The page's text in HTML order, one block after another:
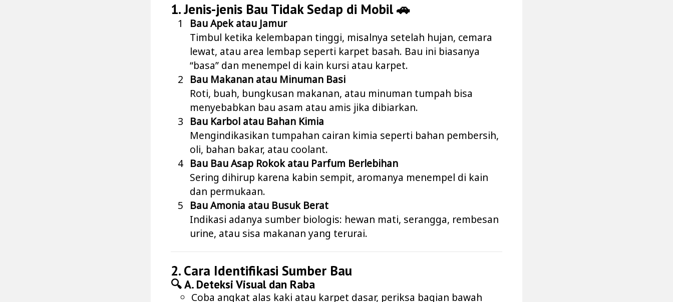
1. Jenis-jenis Bau Tidak Sedap di Mobil 🚗
Bau Apek atau Jamur
Timbul ketika kelembapan tinggi, misalnya setelah hujan, cemara
lewat, atau area lembap seperti karpet basah. Bau ini biasanya
“basa” dan menempel di kain kursi atau karpet.
Bau Makanan atau Minuman Basi
Roti, buah, bungkusan makanan, atau minuman tumpah bisa
menyebabkan bau asam atau amis jika dibiarkan.
Bau Karbol atau Bahan Kimia
Mengindikasikan tumpahan cairan kimia seperti bahan pembersih,
oli, bahan bakar, atau coolant.
Bau Bau Asap Rokok atau Parfum Berlebihan
Sering dihirup karena kabin sempit, aromanya menempel di kain
dan permukaan.
Bau Amonia atau Busuk Berat
Indikasi adanya sumber biologis: hewan mati, serangga, rembesan
urine, atau sisa makanan yang terurai.
2. Cara Identifikasi Sumber Bau
🔍 A. Deteksi Visual dan Raba
Coba angkat alas kaki atau karpet dasar, periksa bagian bawah